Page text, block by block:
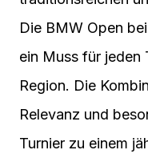
Die BMW Open
ein Muss für jeden
Region. Die
Relevanz und
Turnier zu einem